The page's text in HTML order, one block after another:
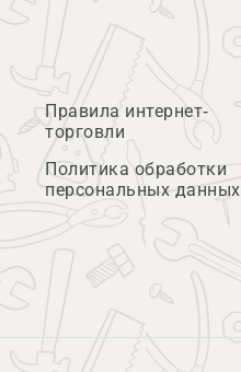
Правила интернет-
торговли
Политика обработки
персональных данных